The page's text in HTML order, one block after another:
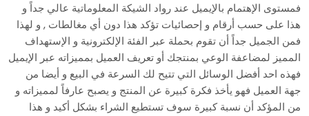
فمستوى الإهتمام بالإيميل عند رواد الشيكة المعلوماتية عالي جداً و
هذا على حسب أرقام و إحصائيات تؤكد هذا دون أي مغالطات , و لهذا
فمن الجميل جداً أن تقوم بحملة عبر الفئة الإلكترونية و الإستهداف
المميز لمضاعفة الوعي بمنتجك أو تعريف العميل بمميزاته عبر الإيميل
فهذه احد أفضل الوسائل التي تتيح لك السرعة في البيع و أيضا من
جهة العميل فهو يأخذ فكرة كبيرة عن المنتج و يصبح عارفاً لمميزاته و
من المؤكد أن نسبة كبيرة سوف تستطيع الشراء بشكل أكيد و هذا